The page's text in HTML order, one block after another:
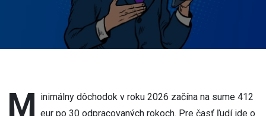
M inimálny dôchodok v roku 2026 začína na sume 412
eur po 30 odpracovaných rokoch. Pre časť ľudí ide o